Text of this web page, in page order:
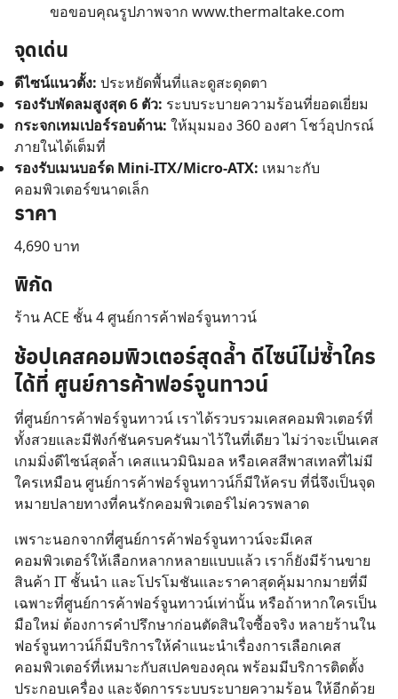
ขอขอบคุณรูปภาพจาก www.thermaltake.com
จุดเด่น
ดีไซน์แนวตั้ง: ประหยัดพื้นที่และดูสะดุดตา
รองรับพัดลมสูงสุด 6 ตัว: ระบบระบายความร้อนที่ยอดเยี่ยม
กระจกเทมเปอร์รอบด้าน: ให้มุมมอง 360 องศา โชว์อุปกรณ์
ภายในได้เต็มที่
รองรับเมนบอร์ด Mini-ITX/Micro-ATX: เหมาะกับ
คอมพิวเตอร์ขนาดเล็ก
ราคา
4,690 บาท
พิกัด
ร้าน ACE ชั้น 4 ศูนย์การค้าฟอร์จูนทาวน์
ช้อปเคสคอมพิวเตอร์สุดล้ำ ดีไซน์ไม่ซ้ำใคร
ได้ที่ ศูนย์การค้าฟอร์จูนทาวน์
ที่ศูนย์การค้าฟอร์จูนทาวน์ เราได้รวบรวมเคสคอมพิวเตอร์ที่
ทั้งสวยและมีฟังก์ชันครบครันมาไว้ในที่เดียว ไม่ว่าจะเป็นเคส
เกมมิ่งดีไซน์สุดล้ำ เคสแนวมินิมอล หรือเคสสีพาสเทลที่ไม่มี
ใครเหมือน ศูนย์การค้าฟอร์จูนทาวน์ก็มีให้ครบ ที่นี่จึงเป็นจุด
หมายปลายทางที่คนรักคอมพิวเตอร์ไม่ควรพลาด
เพราะนอกจากที่ศูนย์การค้าฟอร์จูนทาวน์จะมีเคส
คอมพิวเตอร์ให้เลือกหลากหลายแบบแล้ว เราก็ยังมีร้านขาย
สินค้า IT ชั้นนำ และโปรโมชันและราคาสุดคุ้มมากมายที่มี
เฉพาะที่ศูนย์การค้าฟอร์จูนทาวน์เท่านั้น หรือถ้าหากใครเป็น
มือใหม่ ต้องการคำปรึกษาก่อนตัดสินใจซื้อจริง หลายร้านใน
ฟอร์จูนทาวน์ก็มีบริการให้คำแนะนำเรื่องการเลือกเคส
คอมพิวเตอร์ที่เหมาะกับสเปคของคุณ พร้อมมีบริการติดตั้ง
ประกอบเครื่อง และจัดการระบบระบายความร้อน ให้อีกด้วย